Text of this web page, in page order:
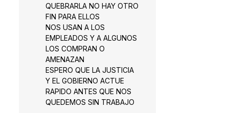
QUEBRARLA NO HAY OTRO
FIN PARA ELLOS
NOS USAN A LOS
EMPLEADOS Y A ALGUNOS
LOS COMPRAN O
AMENAZAN
ESPERO QUE LA JUSTICIA
Y EL GOBIERNO ACTUE
RAPIDO ANTES QUE NOS
QUEDEMOS SIN TRABAJO